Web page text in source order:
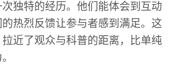
独特的经历。他们能体会到互动
热烈反馈让参与者感到满足。这
近了观众与科普的距离，比单纯